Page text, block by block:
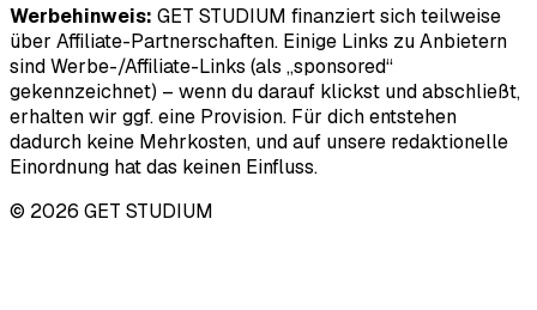
Werbehinweis: GET STUDIUM finanziert sich teilweise
über Affiliate-Partnerschaften. Einige Links zu Anbietern
sind Werbe-/Affiliate-Links (als „sponsored“
gekennzeichnet) – wenn du darauf klickst und abschließt,
erhalten wir ggf. eine Provision. Für dich entstehen
dadurch keine Mehrkosten, und auf unsere redaktionelle
Einordnung hat das keinen Einfluss.
© 2026 GET STUDIUM